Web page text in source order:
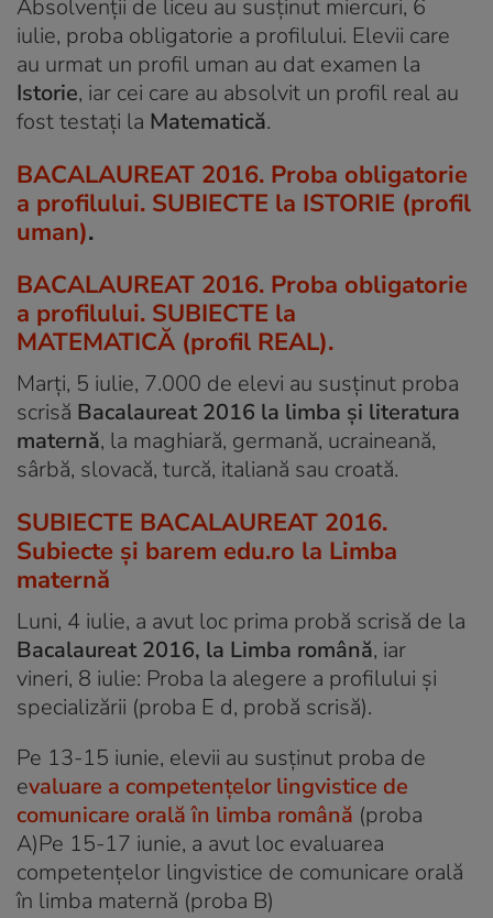
Absolvenţii de liceu au susținut miercuri, 6
iulie, proba obligatorie a profilului. Elevii care
au urmat un profil uman au dat examen la
Istorie, iar cei care au absolvit un profil real au
fost testați la Matematică.
BACALAUREAT 2016. Proba obligatorie
a profilului. SUBIECTE la ISTORIE (profil
uman).
BACALAUREAT 2016. Proba obligatorie
a profilului. SUBIECTE la
MATEMATICĂ (profil REAL).
Marți, 5 iulie, 7.000 de elevi au susținut proba
scrisă Bacalaureat 2016 la limba şi literatura
maternă, la maghiară, germană, ucraineană,
sârbă, slovacă, turcă, italiană sau croată.
SUBIECTE BACALAUREAT 2016.
Subiecte și barem edu.ro la Limba
maternă
Luni, 4 iulie, a avut loc prima probă scrisă de la
Bacalaureat 2016, la Limba română, iar
vineri, 8 iulie: Proba la alegere a profilului şi
specializării (proba E d, probă scrisă).
Pe 13-15 iunie, elevii au susținut proba de
evaluare a competenţelor lingvistice de
comunicare orală în limba română (proba
A)Pe 15-17 iunie, a avut loc evaluarea
competenţelor lingvistice de comunicare orală
în limba maternă (proba B)